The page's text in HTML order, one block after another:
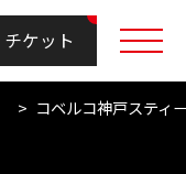
チケット
コベルコ神戸スティ